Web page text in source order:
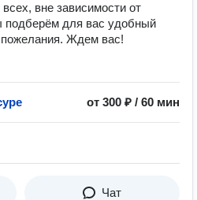
вне зависимости от
подберём для вас удобный
Ждем вас!
от 300 ₽ / 60 мин
Чат